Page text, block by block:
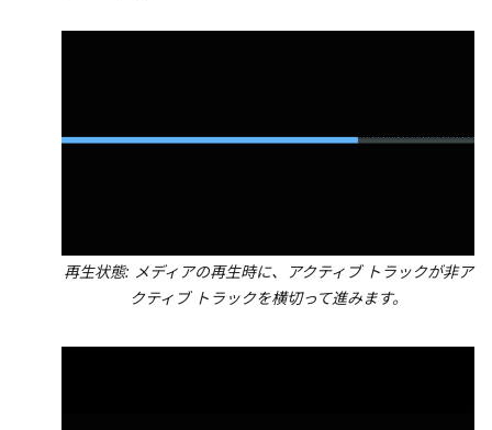
再生状態: メディアの再生時に、アクティブ トラックが非ア
クティブ トラックを横切って進みます。